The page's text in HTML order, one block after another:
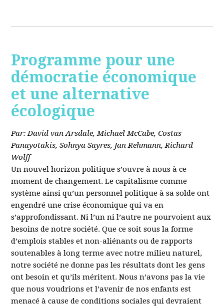
Programme pour une
démocratie économique
et une alternative
écologique
Par: David van Arsdale, Michael McCabe, Costas
Panayotakis, Sohnya Sayres, Jan Rehmann, Richard
Wolff
Un nouvel horizon politique s’ouvre à nous à ce
moment de changement. Le capitalisme comme
système ainsi qu’un personnel politique à sa solde ont
engendré une crise économique qui va en
s’approfondissant. Ni l’un ni l’autre ne pourvoient aux
besoins de notre société. Que ce soit sous la forme
d’emplois stables et non-aliénants ou de rapports
soutenables à long terme avec notre milieu naturel,
notre société ne donne pas les résultats dont les gens
ont besoin et qu’ils méritent. Nous n’avons pas la vie
que nous voudrions et l’avenir de nos enfants est
menacé à cause de conditions sociales qui devraient